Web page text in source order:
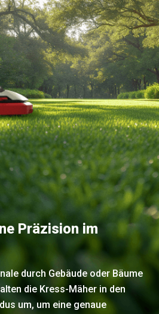
Präzision im
durch Gebäude oder Bäume
die Kress-Mäher in den
um, um eine genaue